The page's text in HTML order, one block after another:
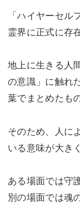
「ハイヤーセル
霊界に正式に存
地上に生きる人
の意識」に触れ
葉でまとめたも
そのため、人に
いる意味が大き
ある場面では守
別の場面では魂